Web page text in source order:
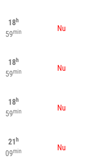
18h
59min Nu
18h
59min Nu
18h
59min Nu
21 h
09min Nu